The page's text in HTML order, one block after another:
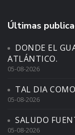
Últimas
DONDE EL
ATLÁNTICO.
05-08-2026
TAL DIA
05-08-2026
SALUDO
05-08-2026